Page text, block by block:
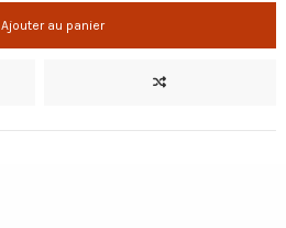
Ajouter au panier